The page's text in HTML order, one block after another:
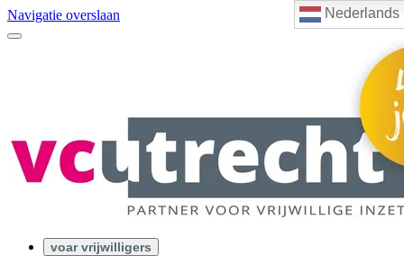
Nederlands
Navigatie overslaan
voar vrijwilligers